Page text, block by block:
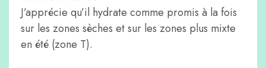
J’apprécie qu’il hydrate comme promis à la fois
sur les zones sèches et sur les zones plus mixte
en été (zone T).